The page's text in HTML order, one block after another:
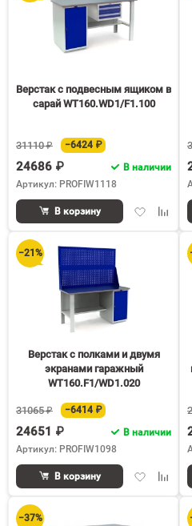
Верстак с подвесным ящиком в
сарай WT160.WD1/F1.100
31110 ₽ −6424 ₽
24686 ₽
В наличии
Артикул: PROFIW1118
Добавить
В корзину
−21%
Верстак с полками и двумя
экранами гаражный
WT160.F1/WD1.020
31065 ₽ −6414 ₽
24651 ₽
В наличии
Артикул: PROFIW1098
Добавить
В корзину
−37%